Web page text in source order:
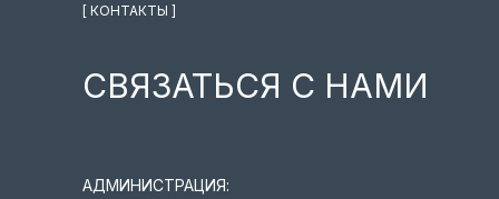
СВЯЗАТЬСЯ С НАМИ
[ КОНТАКТЫ ]
АДМИНИСТРАЦИЯ: